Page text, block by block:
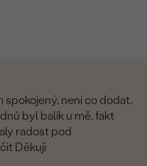
spokojený, není co dodat,
byl balík u mě, fakt
radost pod
stromečkem. můžu jen doporučit Děkuji